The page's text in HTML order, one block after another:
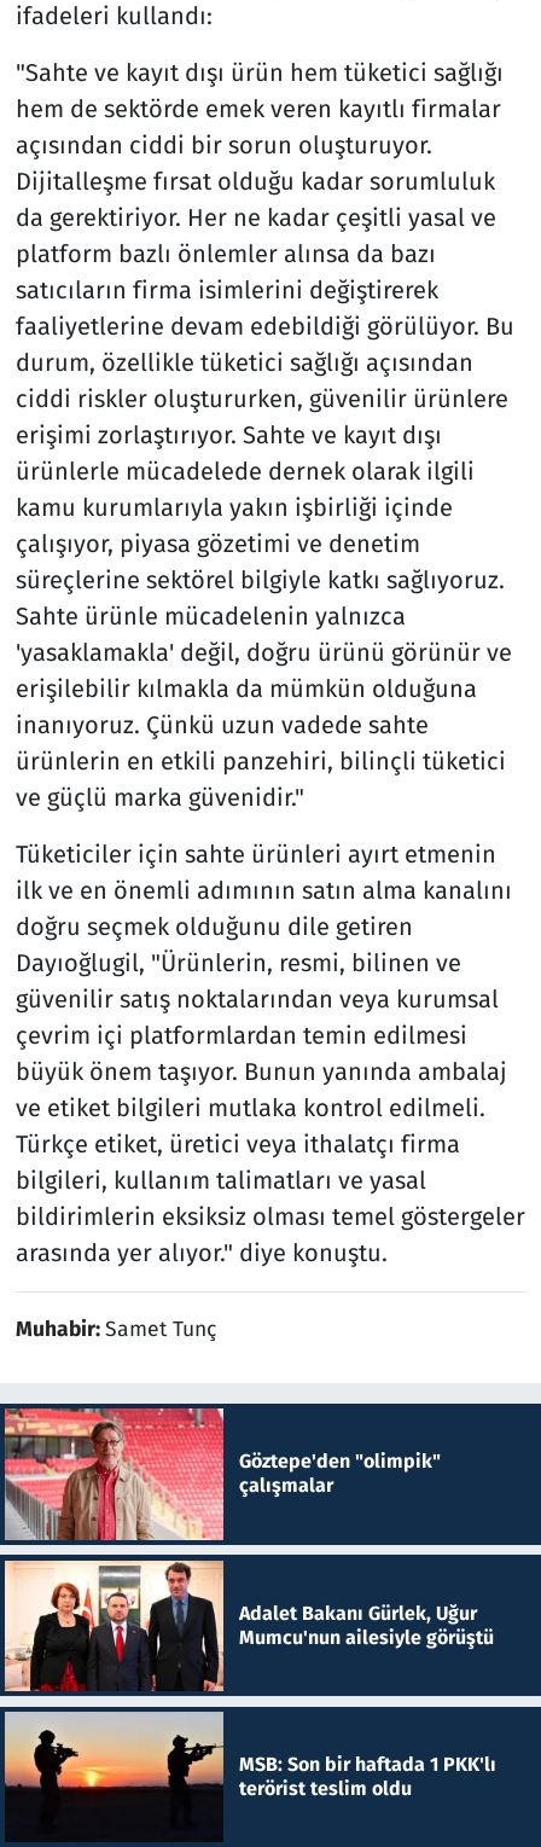
ifadeleri kullandı:
"Sahte ve kayıt dışı ürün hem tüketici sağlığı
hem de sektörde emek veren kayıtlı firmalar
açısından ciddi bir sorun oluşturuyor.
Dijitalleşme fırsat olduğu kadar sorumluluk
da gerektiriyor. Her ne kadar çeşitli yasal ve
platform bazlı önlemler alınsa da bazı
satıcıların firma isimlerini değiştirerek
faaliyetlerine devam edebildiği görülüyor. Bu
durum, özellikle tüketici sağlığı açısından
ciddi riskler oluştururken, güvenilir ürünlere
erişimi zorlaştırıyor. Sahte ve kayıt dışı
ürünlerle mücadelede dernek olarak ilgili
kamu kurumlarıyla yakın işbirliği içinde
çalışıyor, piyasa gözetimi ve denetim
süreçlerine sektörel bilgiyle katkı sağlıyoruz.
Sahte ürünle mücadelenin yalnızca
'yasaklamakla' değil, doğru ürünü görünür ve
erişilebilir kılmakla da mümkün olduğuna
inanıyoruz. Çünkü uzun vadede sahte
ürünlerin en etkili panzehiri, bilinçli tüketici
ve güçlü marka güvenidir."
Tüketiciler için sahte ürünleri ayırt etmenin
ilk ve en önemli adımının satın alma kanalını
doğru seçmek olduğunu dile getiren
Dayıoğlugil, "Ürünlerin, resmi, bilinen ve
güvenilir satış noktalarından veya kurumsal
çevrim içi platformlardan temin edilmesi
büyük önem taşıyor. Bunun yanında ambalaj
ve etiket bilgileri mutlaka kontrol edilmeli.
Türkçe etiket, üretici veya ithalatçı firma
bilgileri, kullanım talimatları ve yasal
bildirimlerin eksiksiz olması temel göstergeler
arasında yer alıyor." diye konuştu.
Muhabir:Samet Tunç
Göztepe'den "olimpik"
çalışmalar
Adalet Bakanı Gürlek, Uğur
Mumcu'nun ailesiyle görüştü
MSB: Son bir haftada 1 PKK'lı
terörist teslim oldu